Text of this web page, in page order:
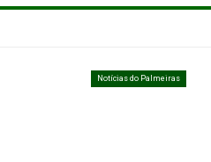
Notícias do Palmeiras